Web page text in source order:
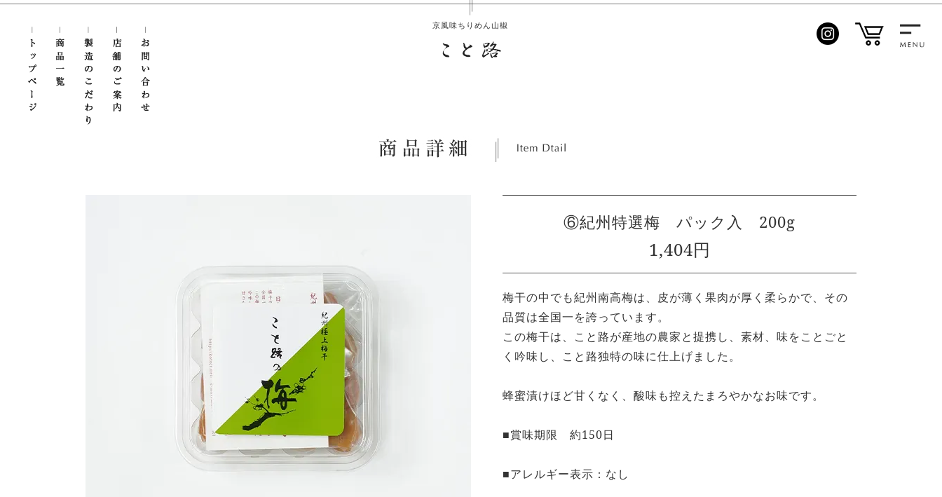
京風味ちりめん山椒
⑥紀州特選梅 パック入 200g
1,404円
梅干の中でも紀州南高梅は、皮が薄く果肉が厚く柔らかで、その
品質は全国一を誇っています。
この梅干は、こと路が産地の農家と提携し、素材、味をことごと
く吟味し、こと路独特の味に仕上げました。
蜂蜜漬けほど甘くなく、酸味も控えたまろやかなお味です。
■賞味期限 約150日
■アレルギー表示：なし